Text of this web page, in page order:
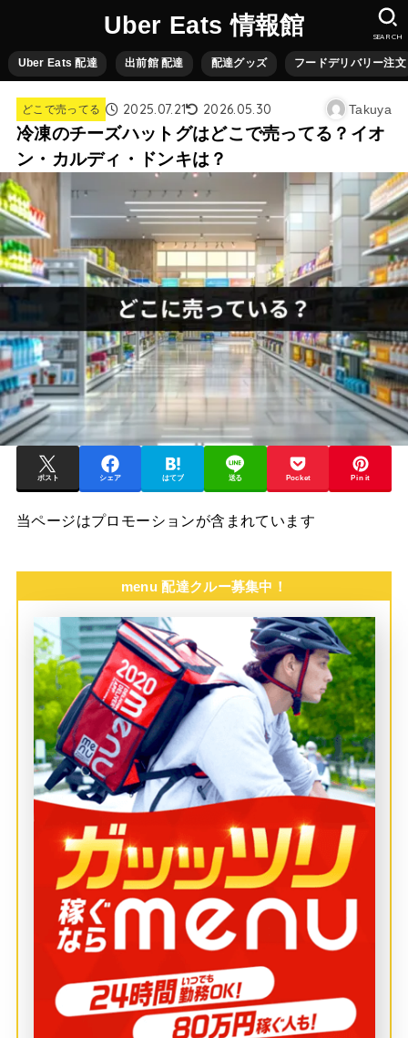
Uber Eats 情報館
Uber Eats 配達 出前館 配達 配達グッズ フードデリバリー注文
SEARCH
どこで売ってる 2025.07.21 2026.05.30 Takuya
冷凍のチーズハットグはどこで売ってる？イオ
ン・カルディ・ドンキは？
ポスト シェア はてブ 送る Pocket Pin it
当ページはプロモーションが含まれています
menu 配達クルー募集中！